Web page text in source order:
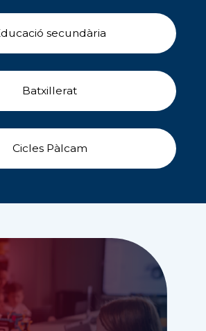
secundària
Batxillerat
Cicles Pàlcam